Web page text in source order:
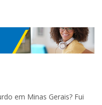
em Minas Gerais? Fui